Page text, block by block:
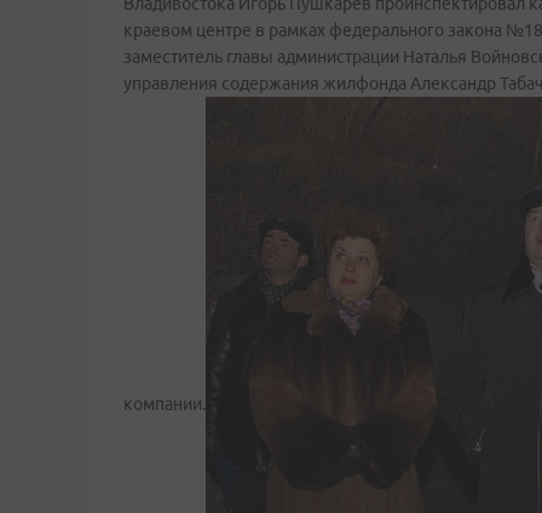
краевом центре в рамках федерального закона
заместитель главы администрации Наталья
управления содержания жилфонда Александр
компании.